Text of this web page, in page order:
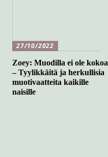
27/10/2022
Zoey: Muodilla ei ole kokoa
– Tyylikkäitä ja herkullisia
muotivaatteita kaikille
naisille